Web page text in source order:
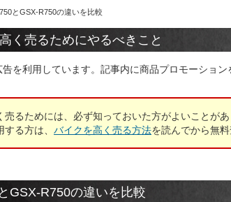
とGSX-R750の違いを比較
く売るためにやるべきこと
告を利用しています。記事内に商品プロモーショ
売るためには、必ず知っておいた方がよいことが
る方は、 バイクを高く売る方法を読んでから無
GSX-R750の違いを比較